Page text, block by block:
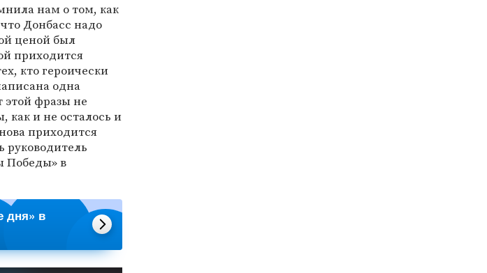
нам о том, как
Донбасс надо
ценой был
приходится
кто героически
одна
этой фразы не
как и не осталось и
приходится
Победы» в
дня» в